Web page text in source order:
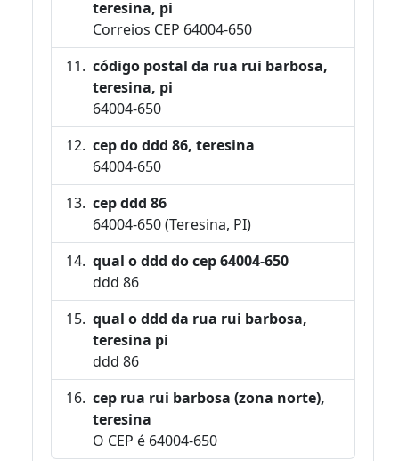
teresina, pi
Correios CEP 64004-650
código postal da rua rui barbosa,
teresina, pi
64004-650
cep do ddd 86, teresina
64004-650
cep ddd 86
64004-650 (Teresina, PI)
qual o ddd do cep 64004-650
ddd 86
qual o ddd da rua rui barbosa,
teresina pi
ddd 86
cep rua rui barbosa (zona norte),
teresina
O CEP é 64004-650